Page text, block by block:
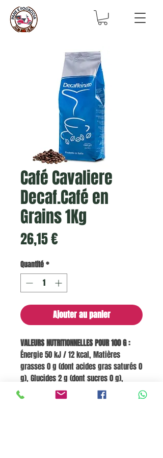
Café Cavaliere
Decaf.Café en
Grains 1Kg
26,15 €Prix
Quantité*
Ajouter au panier
VALEURS NUTRITIONNELLES POUR 100 G :
Énergie 50 kJ / 12 kcal, Matières
grasses 0 g (dont acides gras saturés 0
g), Glucides 2 g (dont sucres 0 g),
Fibres alimentaires 0,6 g, Protéines 0,5
g, Sel 0 g